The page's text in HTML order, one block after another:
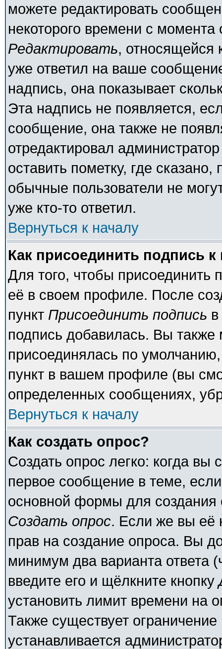
можете редактировать
некоторого времени с
Редактировать, относящейся
уже ответил на ваше
надпись, она показывает
Эта надпись не появляется,
сообщение, она также не
отредактировал
оставить пометку, где
обычные пользователи не
уже кто-то ответил.
Вернуться к началу
Как присоединить подпись
Для того, чтобы присоединить
её в своем профиле. После
пункт Присоединить подпись
подпись добавилась. Вы
присоединялась по
пункт в вашем профиле (вы
определенных сообщениях,
Вернуться к началу
Как создать опрос?
Создать опрос легко: когда вы
первое сообщение в теме,
основной формы для
Создать опрос. Если же вы её
прав на создание опроса. Вы
минимум два варианта ответа
введите его и щёлкните кнопку
установить лимит времени на
Также существует
устанавливается